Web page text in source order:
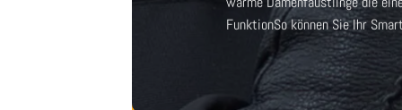
FunktionSo können Sie Ihr